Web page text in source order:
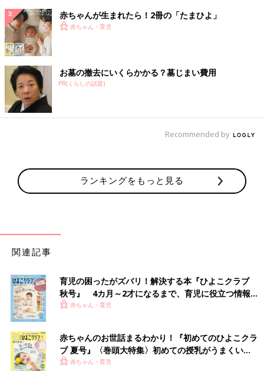
拒否したのだそうです。
「私と夫は、一刻も早く手術をして腫瘍を取り除きたい気持ちに
なっていたので、希望の光が見えたのになぜ嫌がるのか、そのと
きは娘の気持ちが理解できませんでした。
でも今ならわかります。すでに手術後の苦痛を知っているのです
から、10才の子にとって、手術はとてつもなく大きな恐怖だった
はず。それなのに、私も夫も医療従事者と同じ態度で、『早く手
術の準備をしよう』と娘を急き立ててしまいました。そのため、
聞いて、一乃の気持ちを置き去りにしていた、酷なことをしてし
まったと気づきました」（みゆきさん）
除けた」と医師が笑顔に
赤ちゃんが生まれたら！2冊の「たまひよ」
赤ちゃん・育児
お墓の撤去にいくらかかる？墓じまい費用
PR(くらしの話題)
Recommended by
ランキングをもっと見る
関連記事
育児の困ったがズバリ！解決する本『ひよこクラブ
秋号』 4カ月～2才になるまで、育児に役立つ情報が
いっぱい！
赤ちゃん・育児
赤ちゃんのお世話まるわかり！『初めてのひよこクラ
ブ 夏号』〈巻頭大特集〉初めての授乳がうまくい
く！ おっぱい・ミルクの基本と夏のトラブル 解決テ
赤ちゃん・育児